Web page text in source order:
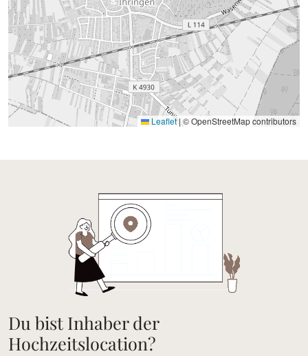
Leaflet|© OpenStreetMap contributors
Du bist Inhaber der
Hochzeitslocation?